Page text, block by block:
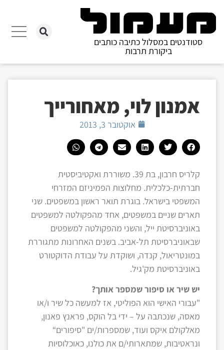
סטודנטים במסלול כתיבה כותבים
ביקורת תרבות
אמנון לוי, מאחורייך
אוקטובר 3, 2013
קלריס חרבון, בת 39. משוררת ואקטיביסטית
חברתית-כלכלית. מחלוצות הפמיניזם המזרחי
המשפטי בישראל. בוגרת תואר ראשון במשפטים. שני
תארים שניים במשפטים, אחד מהפקולטה למשפטים
באוניברסיטת ייל, והשני מהפקולטה למשפטים
שבאוניברסיטת תל-אביב. בשנים האחרונות מתגוררת
במונטריאול, קנדה, ושוקדת על עבודת הדוקטורט
באוניברסיטת מק'גיל.
יש שיר או סיפור שמספר אותך?
"עבורי האישי הוא הפוליטי, אז למעשה כל שיר ו/או
מאסה, שנכתבה על – ידי בל הוקס, פראנץ פאנון,
מאלקולם איקס ועוד, שמספרות/ים "סיפורים“
ונראטיבות, שמתארותי/ם את כולנו, כאוכלוסיות